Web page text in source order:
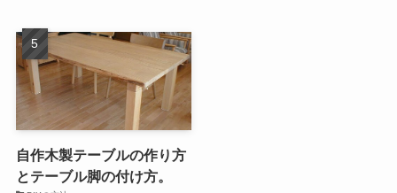
自作木製テーブルの作り方
とテーブル脚の付け方。